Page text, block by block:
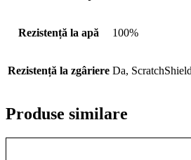
Rezistență la apă 100%
Rezistență la zgâriere Da,
Produse similare